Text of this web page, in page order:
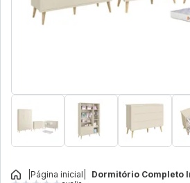
Página inicial Dormitório Completo